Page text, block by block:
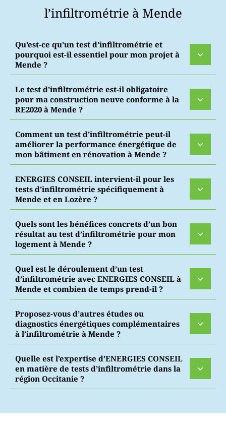
l’infiltrométrie à Mende
Qu’est-ce qu’un test d’infiltrométrie et
pourquoi est-il essentiel pour mon projet à
Mende ?
Le test d’infiltrométrie est-il obligatoire
pour ma construction neuve conforme à la
RE2020 à Mende ?
Comment un test d’infiltrométrie peut-il
améliorer la performance énergétique de
mon bâtiment en rénovation à Mende ?
ENERGIES CONSEIL intervient-il pour les
tests d’infiltrométrie spécifiquement à
Mende et en Lozère ?
Quels sont les bénéfices concrets d’un bon
résultat au test d’infiltrométrie pour mon
logement à Mende ?
Quel est le déroulement d’un test
d’infiltrométrie avec ENERGIES CONSEIL à
Mende et combien de temps prend-il ?
Proposez-vous d’autres études ou
diagnostics énergétiques complémentaires
à l’infiltrométrie à Mende ?
Quelle est l’expertise d’ENERGIES CONSEIL
en matière de tests d’infiltrométrie dans la
région Occitanie ?